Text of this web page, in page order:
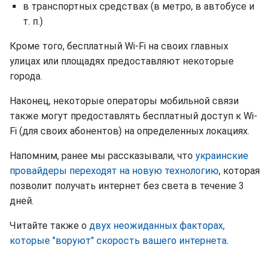
в транспортных средствах (в метро, в автобусе и
т. п.)
Кроме того, бесплатный Wi-Fi на своих главных
улицах или площадях предоставляют некоторые
города.
Наконец, некоторые операторы мобильной связи
также могут предоставлять бесплатный доступ к Wi-
Fi (для своих абонентов) на определенных локациях.
Напомним, ранее мы рассказывали, что украинские
провайдеры переходят на новую технологию, которая
позволит получать интернет без света в течение 3
дней.
Читайте также о двух неожиданных факторах,
которые "воруют" скорость вашего интернета.